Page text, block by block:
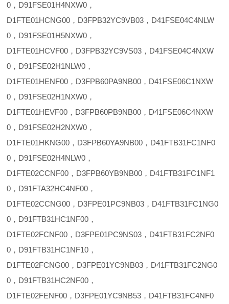
0，D91FSE01H4NXW0，
D1FTE01HCNG00，D3FPB32YC9VB03，D41FSE04C4NLW
0，D91FSE01H5NXW0，
D1FTE01HCVF00，D3FPB32YC9VS03，D41FSE04C4NXW
0，D91FSE02H1NLW0，
D1FTE01HENF00，D3FPB60PA9NB00，D41FSE06C1NXW
0，D91FSE02H1NXW0，
D1FTE01HEVF00，D3FPB60PB9NB00，D41FSE06C4NXW
0，D91FSE02H2NXW0，
D1FTE01HKNG00，D3FPB60YA9NB00，D41FTB31FC1NF0
0，D91FSE02H4NLW0，
D1FTE02CCNF00，D3FPB60YB9NB00，D41FTB31FC1NF1
0，D91FTA32HC4NF00，
D1FTE02CCNG00，D3FPE01PC9NB03，D41FTB31FC1NG0
0，D91FTB31HC1NF00，
D1FTE02FCNF00，D3FPE01PC9NS03，D41FTB31FC2NF0
0，D91FTB31HC1NF10，
D1FTE02FCNG00，D3FPE01YC9NB03，D41FTB31FC2NG0
0，D91FTB31HC2NF00，
D1FTE02FENF00，D3FPE01YC9NB53，D41FTB31FC4NF0